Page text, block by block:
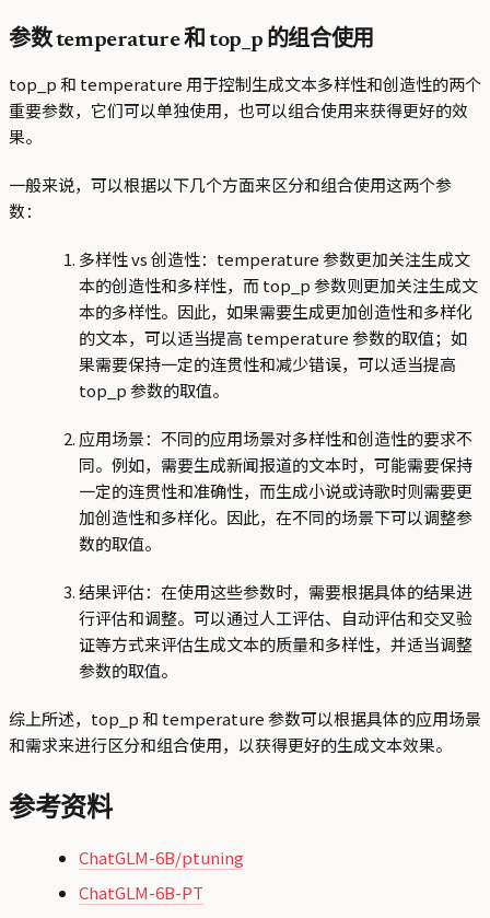
参数 temperature 和 top_p 的组合使用
top_p 和 temperature 用于控制生成文本多样性和创造性的两个
重要参数，它们可以单独使用，也可以组合使用来获得更好的效
果。
一般来说，可以根据以下几个方面来区分和组合使用这两个参
数：
多样性 vs 创造性：temperature 参数更加关注生成文
本的创造性和多样性，而 top_p 参数则更加关注生成文
本的多样性。因此，如果需要生成更加创造性和多样化
的文本，可以适当提高 temperature 参数的取值；如
果需要保持一定的连贯性和减少错误，可以适当提高
top_p 参数的取值。
应用场景：不同的应用场景对多样性和创造性的要求不
同。例如，需要生成新闻报道的文本时，可能需要保持
一定的连贯性和准确性，而生成小说或诗歌时则需要更
加创造性和多样化。因此，在不同的场景下可以调整参
数的取值。
结果评估：在使用这些参数时，需要根据具体的结果进
行评估和调整。可以通过人工评估、自动评估和交叉验
证等方式来评估生成文本的质量和多样性，并适当调整
参数的取值。
综上所述，top_p 和 temperature 参数可以根据具体的应用场景
和需求来进行区分和组合使用，以获得更好的生成文本效果。
参考资料
ChatGLM-6B/ptuning
ChatGLM-6B-PT